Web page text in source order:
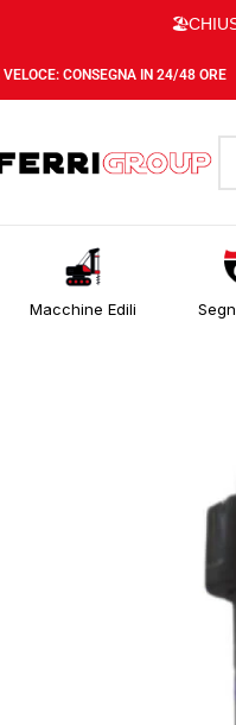
VELOCE: CONSEGNA IN 24/48 ORE
Macchine Edili